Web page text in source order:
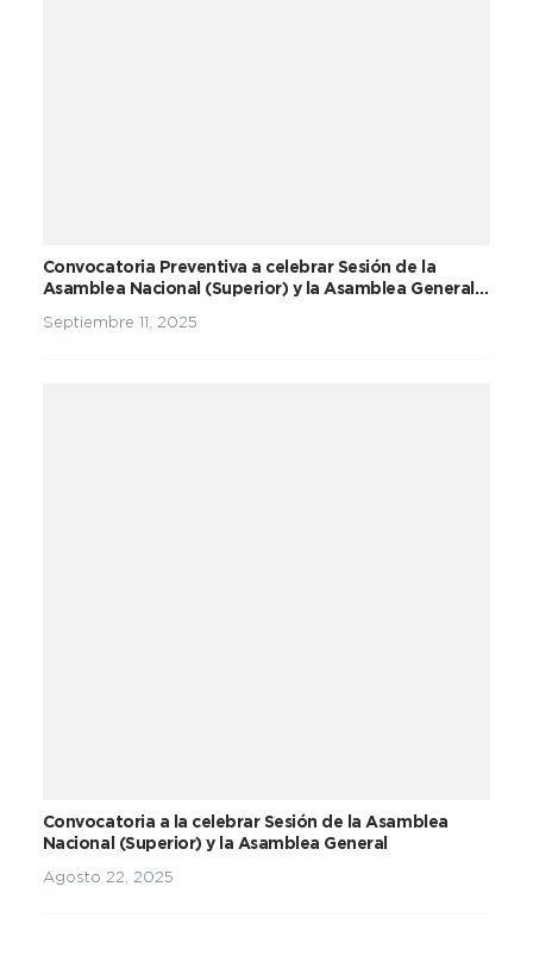
Convocatoria Preventiva a celebrar Sesión de la
Asamblea Nacional (Superior) y la Asamblea General
Septiembre 11, 2025
Convocatoria a la celebrar Sesión de la Asamblea
Nacional (Superior) y la Asamblea General
Agosto 22, 2025